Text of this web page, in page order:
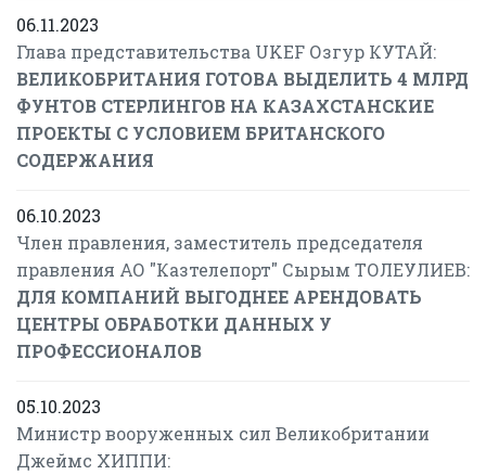
06.11.2023
Глава представительства UKEF Озгур КУТАЙ:
ВЕЛИКОБРИТАНИЯ ГОТОВА ВЫДЕЛИТЬ 4 МЛРД
ФУНТОВ СТЕРЛИНГОВ НА КАЗАХСТАНСКИЕ
ПРОЕКТЫ С УСЛОВИЕМ БРИТАНСКОГО
СОДЕРЖАНИЯ
06.10.2023
Член правления, заместитель председателя
правления АО "Казтелепорт" Сырым ТОЛЕУЛИЕВ:
ДЛЯ КОМПАНИЙ ВЫГОДНЕЕ АРЕНДОВАТЬ
ЦЕНТРЫ ОБРАБОТКИ ДАННЫХ У
ПРОФЕССИОНАЛОВ
05.10.2023
Министр вооруженных сил Великобритании
Джеймс ХИППИ: